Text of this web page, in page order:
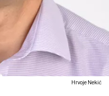
Hrvoje Nekić